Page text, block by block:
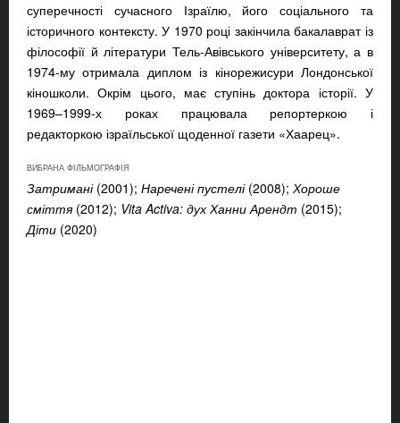
суперечності сучасного Ізраїлю, його соціального та
історичного контексту. У 1970 році закінчила бакалаврат із
філософії й літератури Тель-Авівського університету, а в
1974-му отримала диплом із кінорежисури Лондонської
кіношколи. Окрім цього, має ступінь доктора історії. У
1969–1999-х роках працювала репортеркою і
редакторкою ізраїльської щоденної газети «Хаарец».
ВИБРАНА ФІЛЬМОГРАФІЯ
Затримані(2001); Наречені пустелі(2008); Хороше
сміття(2012); Vita Activa: дух Ханни Арендт (2015);
Діти (2020)